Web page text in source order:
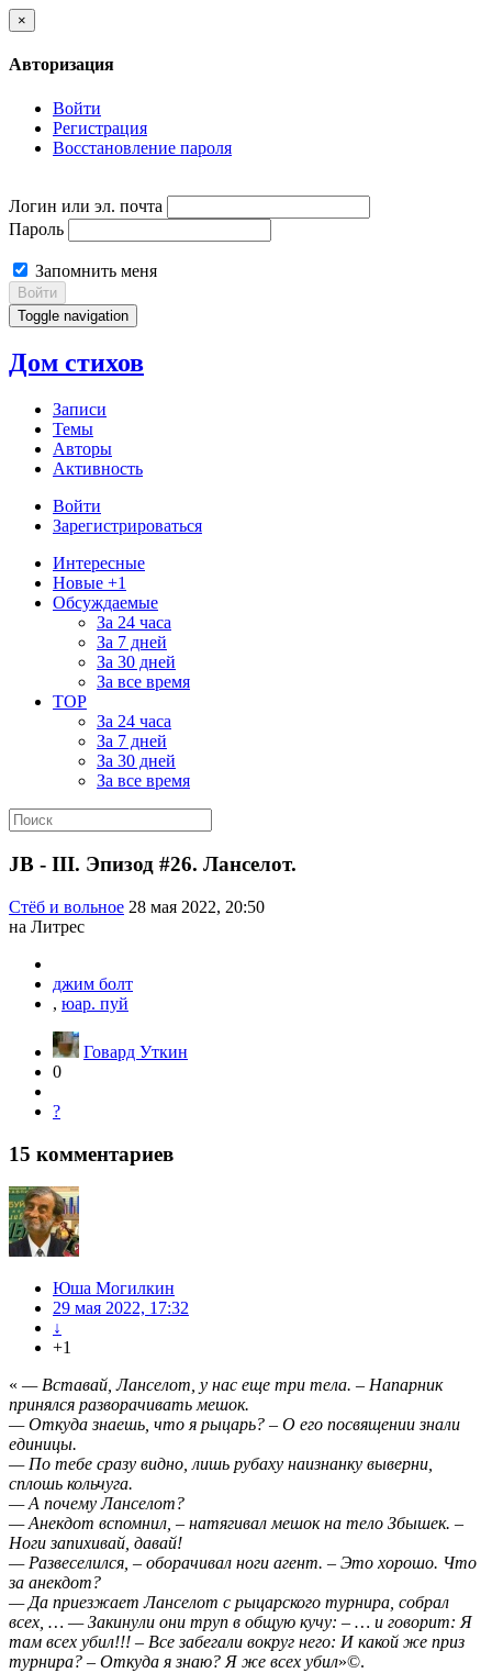
×
Авторизация
Войти
Регистрация
Восстановление пароля
Логин или эл. почта
Пароль
Запомнить меня
Войти
Toggle navigation
Дом стихов
Записи
Темы
Авторы
Активность
Войти
Зарегистрироваться
Интересные
Новые +1
Обсуждаемые
За 24 часа
За 7 дней
За 30 дней
За все время
TOP
За 24 часа
За 7 дней
За 30 дней
За все время
JB - III. Эпизод #26. Ланселот.
Стёб и вольное 28 мая 2022, 20:50
на Литрес
джим болт
, юар. пуй
Говард Уткин
0
?
15 комментариев
Юша Могилкин
29 мая 2022, 17:32
↓
+1
« — Вставай, Ланселот, у нас еще три тела. – Напарник
принялся разворачивать мешок.
— Откуда знаешь, что я рыцарь? – О его посвящении знали
единицы.
— По тебе сразу видно, лишь рубаху наизнанку выверни,
сплошь кольчуга.
— А почему Ланселот?
— Анекдот вспомнил, – натягивал мешок на тело Збышек. –
Ноги запихивай, давай!
— Развеселился, – оборачивал ноги агент. – Это хорошо. Что
за анекдот?
— Да приезжает Ланселот с рыцарского турнира, собрал
всех, … — Закинули они труп в общую кучу: – … и говорит: Я
там всех убил!!! – Все забегали вокруг него: И какой же приз
турнира? – Откуда я знаю? Я же всех убил»©.